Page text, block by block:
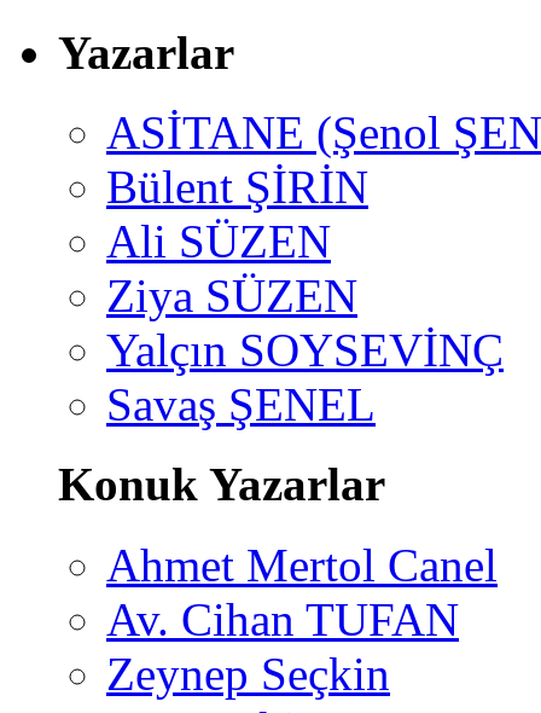
Yazarlar
ASİTANE (Şenol
Bülent ŞİRİN
Ali SÜZEN
Ziya SÜZEN
Yalçın SOYSEVİNÇ
Savaş ŞENEL
Konuk Yazarlar
Ahmet Mertol Canel
Av. Cihan TUFAN
Zeynep Seçkin